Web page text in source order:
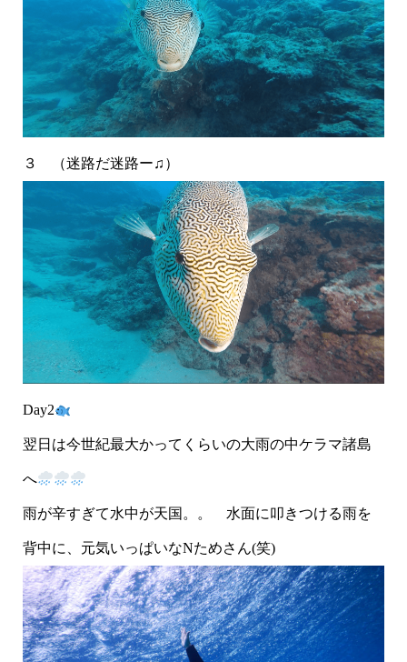
３ （迷路だ迷路ー♫）
Day2
翌日は今世紀最大かってくらいの大雨の中ケラマ諸島
へ
雨が辛すぎて水中が天国。。 水面に叩きつける雨を
背中に、元気いっぱいなNためさん(笑)